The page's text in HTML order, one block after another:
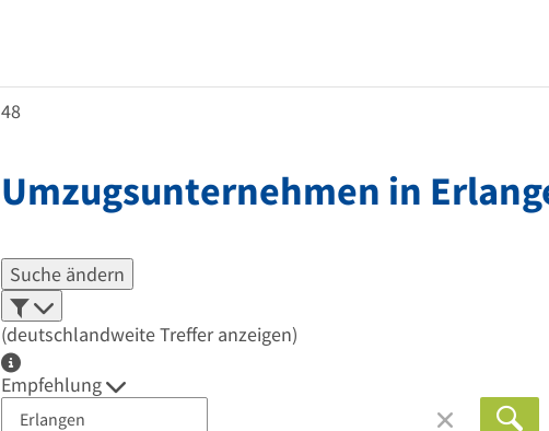
48
Umzugsunternehmen in
Suche ändern
(deutschlandweite Treffer anzeigen)
Empfehlung